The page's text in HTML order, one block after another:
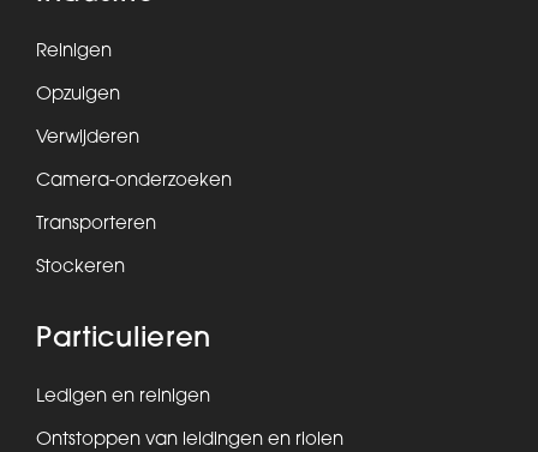
Reinigen
Opzuigen
Verwijderen
Camera-onderzoeken
Transporteren
Stockeren
Particulieren
Ledigen en reinigen
Ontstoppen van leidingen en riolen